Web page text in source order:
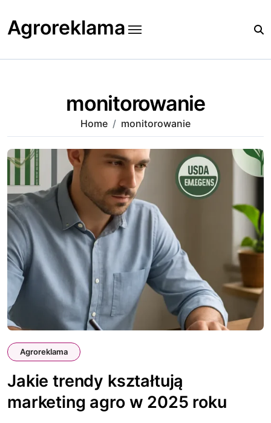
content
Agroreklama
monitorowanie
Home monitorowanie
Agroreklama
Jakie trendy kształtują
marketing agro w 2025 roku